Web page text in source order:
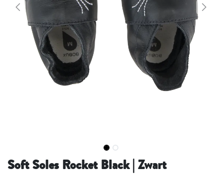
Soft Soles Rocket Black | Zwart